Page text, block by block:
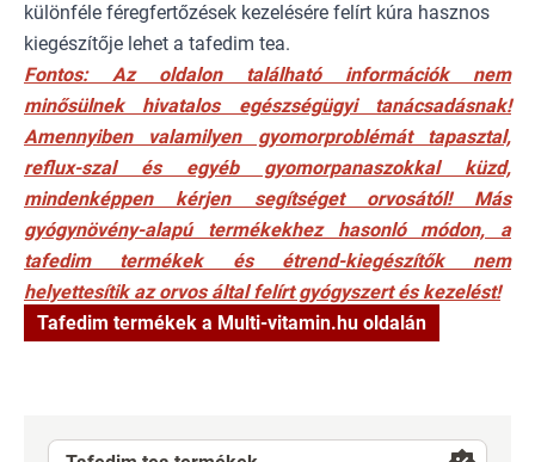
különféle féregfertőzések kezelésére felírt kúra hasznos
kiegészítője lehet a tafedim tea.
Fontos: Az oldalon található információk nem
minősülnek hivatalos egészségügyi tanácsadásnak!
Amennyiben valamilyen gyomorproblémát tapasztal,
reflux-szal és egyéb gyomorpanaszokkal küzd,
mindenképpen kérjen segítséget orvosától! Más
gyógynövény-alapú termékekhez hasonló módon, a
tafedim termékek és étrend-kiegészítők nem
helyettesítik az orvos által felírt gyógyszert és kezelést!
Tafedim termékek a Multi-vitamin.hu oldalán